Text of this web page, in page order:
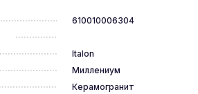
610010006304
Italon
Миллениум
Керамогранит